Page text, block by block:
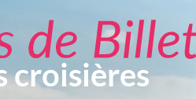
croisières